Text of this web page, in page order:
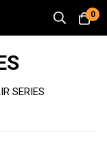
0
SERIES